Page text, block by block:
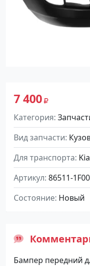
7 400
Категория
Вид запчасти
Для транспорта Kia
Артикул 86511-
Состояние Новый
Бампер передний